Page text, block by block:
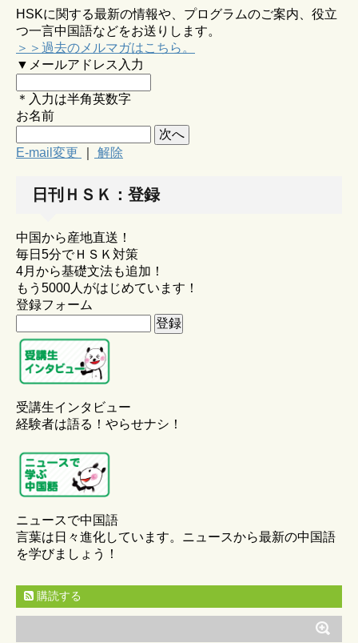
HSKに関する最新の情報や、プログラムのご案内、役立
つ一言中国語などをお送りします。
＞＞過去のメルマガはこちら。
▼メールアドレス入力
＊入力は半角英数字
お名前
E-mail変更 解除
日刊ＨＳＫ：登録
中国から産地直送！
毎日5分でＨＳＫ対策
4月から基礎文法も追加！
もう5000人がはじめています！
登録フォーム
受講生インタビュー
経験者は語る！やらせナシ！
ニュースで中国語
言葉は日々進化しています。ニュースから最新の中国語
を学びましょう！
購読する